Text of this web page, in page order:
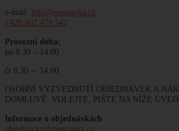
e-mail: info@nemravka.cz
+420 602 479 542
Provozní doba:
po 8.30 – 14.00
čt 8.30 – 14.00
OSOBNÍ VYZVEDNUTÍ OBJEDNÁVEK A
DOMLUVĚ. VOLEJTE, PIŠTE NA NÍŽE
Informace o objednávkách
objednavky@nemravka.cz